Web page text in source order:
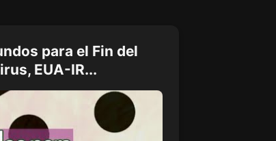
para el Fin del
EUA-IR...